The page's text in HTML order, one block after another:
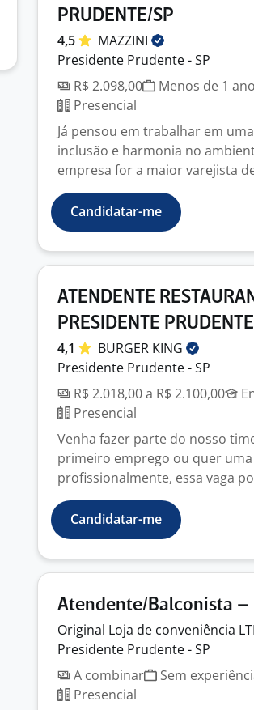
PRUDENTE/SP
4,5
MAZZINI
Presidente Prudente - SP
R$ 2.098,00
Menos de 1 ano
Presencial
Já pensou em trabalhar em
inclusão e harmonia no
empresa for a maior varejista
Candidatar-me
ATENDENTE
PRESIDENTE PRUDENTE
4,1 BURGER KING
Presidente Prudente - SP
R$ 2.018,00 a R$ 2.100,00
Presencial
Venha fazer parte do nosso
primeiro emprego ou quer
profissionalmente, essa vaga
Candidatar-me
Atendente/Balconista –
Original Loja de conveniência
Presidente Prudente - SP
A combinar
Sem
Presencial